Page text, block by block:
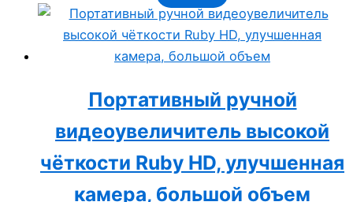
Портативный ручной
видеоувеличитель высокой
чёткости Ruby HD, улучшенная
камера, большой объем